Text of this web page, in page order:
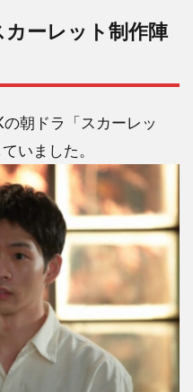
ーレット制作陣
朝ドラ「スカーレッ
いました。